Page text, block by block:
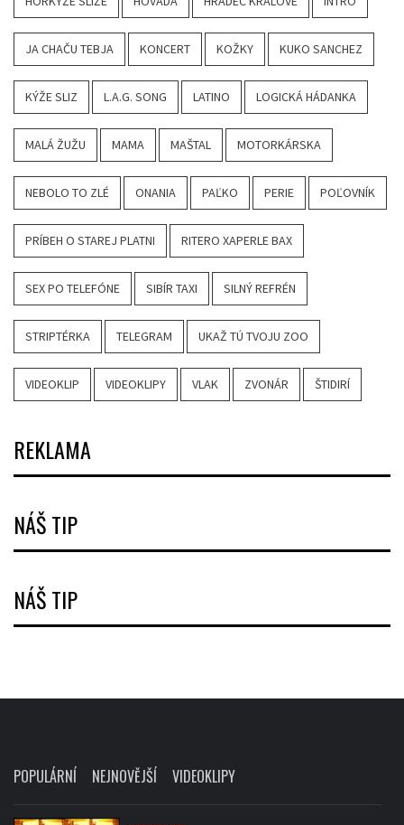
JA CHAČU TEBJA KONCERT KOŽKY KUKO SANCHEZ
KÝŽE SLIZ L.A.G. SONG LATINO LOGICKÁ HÁDANKA
MALÁ ŽUŽU MAMA MAŠTAL MOTORKÁRSKA
NEBOLO TO ZLÉ ONANIA PAĽKO PERIE POĽOVNÍK
PRÍBEH O STAREJ PLATNI RITERO XAPERLE BAX
SEX PO TELEFÓNE SIBÍR TAXI SILNÝ REFRÉN
STRIPTÉRKA TELEGRAM UKAŽ TÚ TVOJU ZOO
VIDEOKLIP VIDEOKLIPY VLAK ZVONÁR ŠTIDIRÍ
REKLAMA
NÁŠ TIP
NÁŠ TIP
POPULÁRNÍ NEJNOVĚJŠÍ VIDEOKLIPY